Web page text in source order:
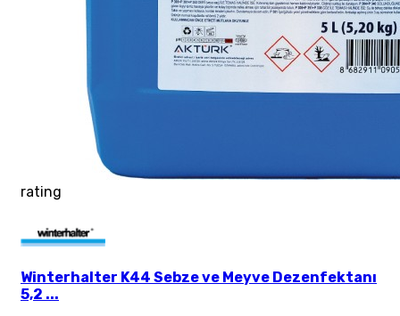
rating
Winterhalter K44 Sebze ve Meyve Dezenfektanı
5,2 ...